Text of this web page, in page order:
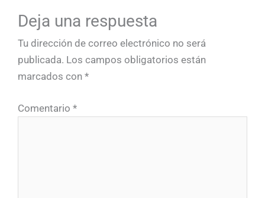
Deja una respuesta
Tu dirección de correo electrónico no será
publicada. Los campos obligatorios están
marcados con *
Comentario *